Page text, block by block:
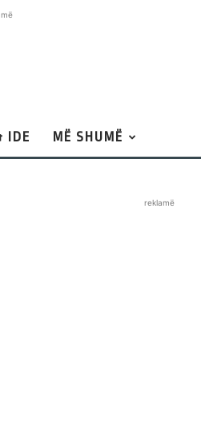
IDE MË SHUMË
reklamë